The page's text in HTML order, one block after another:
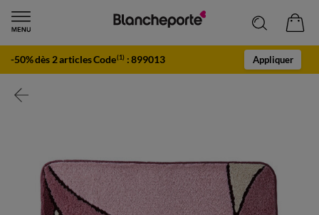
-50% dès 2 articles Code(1) :899013 Appliquer